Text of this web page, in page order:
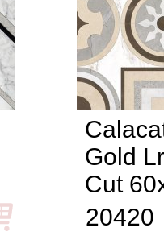
Gold
Cut
20420